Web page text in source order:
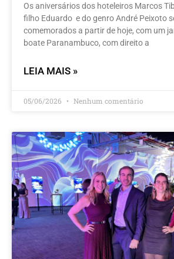
Os aniversários dos hoteleiros Marcos
filho Eduardo e do genro André Peixoto
comemorados a partir de hoje, com um
boate Paranambuco, com direito a
LEIA MAIS »
05/06/2026 Nenhum comentário